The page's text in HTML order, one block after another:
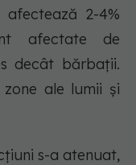
2-4%
afectate de
decât bărbații.
ale lumii și
s-a atenuat,